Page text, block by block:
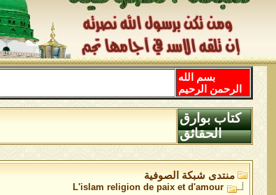
بسم الله
الرحمن الرحيم
كتاب بوارق
الحقائق
منتدى شبكة الصوفية
L'islam religion de paix et d'amour